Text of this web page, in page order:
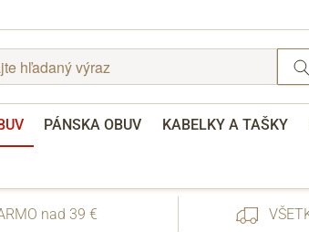
PÁNSKA OBUV KABELKY A TAŠKY
nad 39 €